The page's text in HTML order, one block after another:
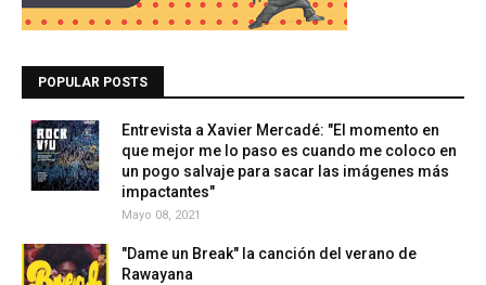
POPULAR POSTS
Entrevista a Xavier Mercadé: "El momento en
que mejor me lo paso es cuando me coloco en
un pogo salvaje para sacar las imágenes más
impactantes"
Mayo 08, 2021
"Dame un Break" la canción del verano de
Rawayana